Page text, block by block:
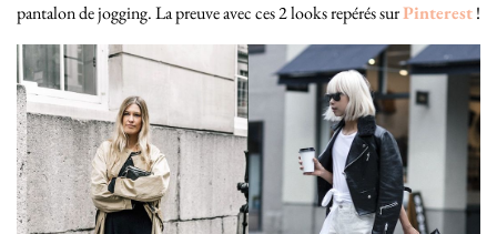
pantalon de jogging. La preuve avec ces 2 looks repérés surPinterest!